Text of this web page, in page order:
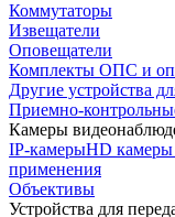
Коммутаторы
Извещатели
Оповещатели
Комплекты ОПС и
Другие устройства
Приемно-
Камеры
IP-камерыHD
применения
Объективы
Устройства для